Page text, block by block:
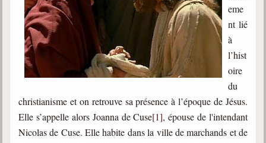
eme
nt lié
à
l’hist
oire
du
christianisme et on retrouve sa présence à l’époque de Jésus.
Elle s’appelle alors Joanna de Cuse[1], épouse de l'intendant
Nicolas de Cuse. Elle habite dans la ville de marchands et de